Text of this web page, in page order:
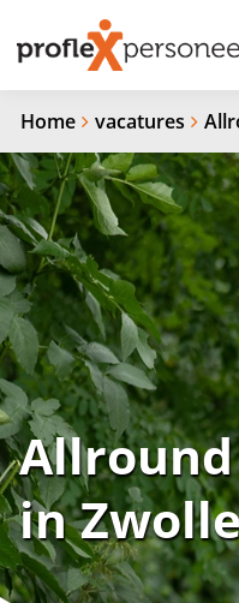
Home vacatures
in